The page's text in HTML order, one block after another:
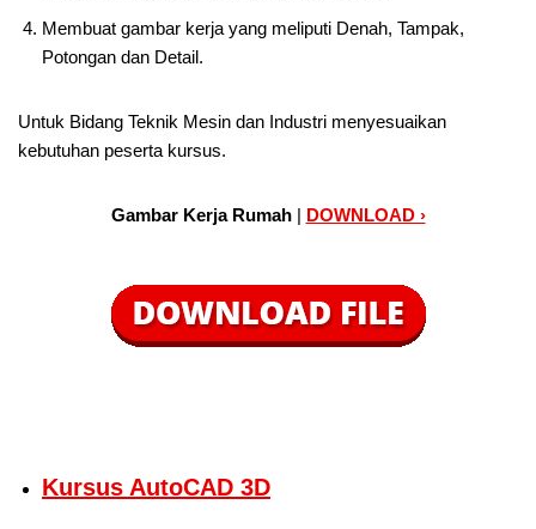
Membuat gambar kerja yang meliputi Denah, Tampak,
Potongan dan Detail.
Untuk Bidang Teknik Mesin dan Industri menyesuaikan
kebutuhan peserta kursus.
Gambar Kerja Rumah | DOWNLOAD ›
Kursus AutoCAD 3D